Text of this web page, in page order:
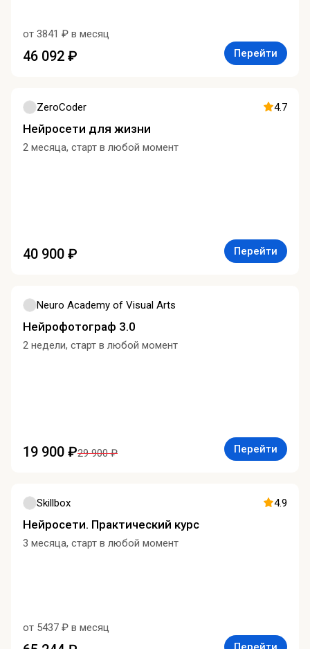
от 3841 ₽ в месяц
46 092 ₽ Перейти
ZeroCoder 4.7
Нейросети для жизни
2 месяца, старт в любой момент
40 900 ₽ Перейти
Neuro Academy of Visual Arts
Нейрофотограф 3.0
2 недели, старт в любой момент
19 900 ₽29 900 ₽ Перейти
Skillbox 4.9
Нейросети. Практический курс
3 месяца, старт в любой момент
от 5437 ₽ в месяц